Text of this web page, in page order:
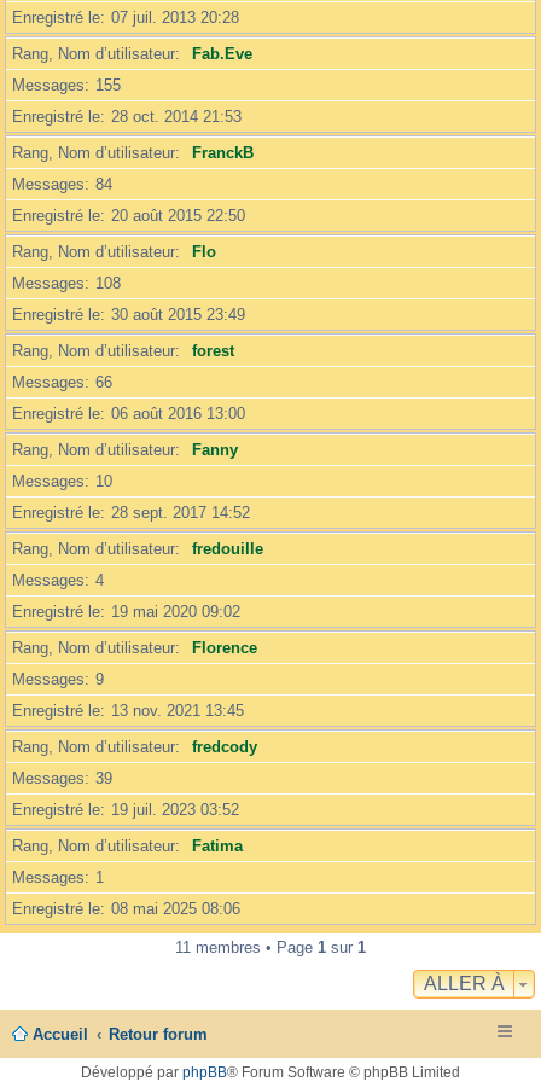
Enregistré le 07 juil. 2013 20:28
Rang, Nom d’utilisateur
Fab.Eve
Messages
155
Enregistré le 28 oct. 2014 21:53
Rang, Nom d’utilisateur
FranckB
Messages
84
Enregistré le 20 août 2015 22:50
Rang, Nom d’utilisateur
Flo
Messages
108
Enregistré le 30 août 2015 23:49
Rang, Nom d’utilisateur
forest
Messages
66
Enregistré le 06 août 2016 13:00
Rang, Nom d’utilisateur
Fanny
Messages
10
Enregistré le 28 sept. 2017 14:52
Rang, Nom d’utilisateur
fredouille
Messages
4
Enregistré le
19 mai 2020 09:02
Rang, Nom d’utilisateur
Florence
Messages
9
Enregistré le
13 nov. 2021 13:45
Rang, Nom d’utilisateur
fredcody
Messages
39
Enregistré le
19 juil. 2023 03:52
Rang, Nom d’utilisateur
Fatima
Messages
1
Enregistré le 08 mai 2025 08:06
11 membres • Page 1 sur 1
ALLER À
Accueil Retour forum
Développé par phpBB® Forum Software © phpBB Limited